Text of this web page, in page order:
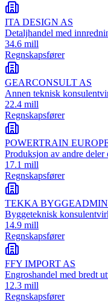
ITA DESIGN AS
Detaljhandel med
34.6 mill
Regnskapsfører
GEARCONSULT AS
Annen teknisk
22.4 mill
Regnskapsfører
POWERTRAIN
Produksjon av andre
17.1 mill
Regnskapsfører
TEKKA
Byggeteknisk
14.9 mill
Regnskapsfører
FFY IMPORT AS
Engroshandel med bredt
12.3 mill
Regnskapsfører